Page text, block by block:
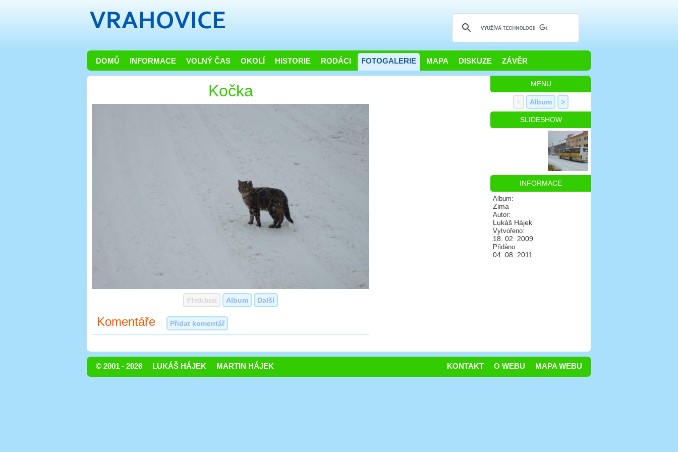
DOMŮ INFORMACE VOLNÝ ČAS OKOLÍ HISTORIE RODÁCI FOTOGALERIE MAPA DISKUZE ZÁVĚR
Kočka
Předchozí Album Další
Komentáře Přidat komentář
MENU
< Album >
SLIDESHOW
INFORMACE
Album:
Zima
Autor:
Lukáš Hájek
Vytvořeno:
18. 02. 2009
Přidáno:
04. 08. 2011
© 2001 - 2026 LUKÁŠ HÁJEK MARTIN HÁJEK MAPA WEBU
O WEBU
KONTAKT